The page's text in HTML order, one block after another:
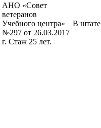
АНО «Совет
ветеранов
Учебного центра»
№297 от 26.03.2017
г. Стаж 25 лет.
В штате